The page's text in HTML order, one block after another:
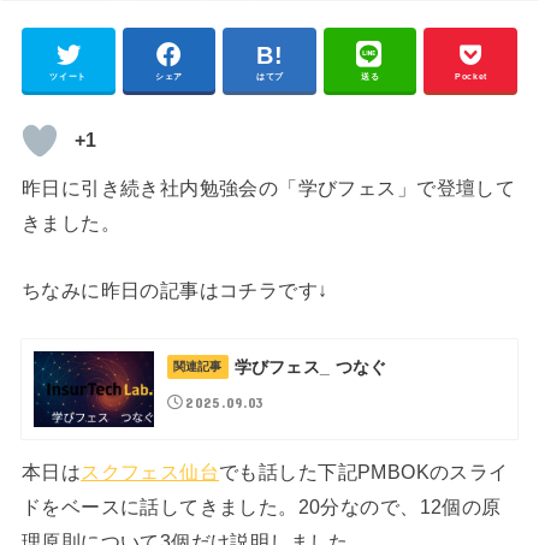
ツイート シェア はてブ 送る Pocket
+1
昨日に引き続き社内勉強会の「学びフェス」で登壇して
きました。
ちなみに昨日の記事はコチラです↓
関連記事 学びフェス_ つなぐ
2025.09.03
本日はスクフェス仙台でも話した下記PMBOKのスライ
ドをベースに話してきました。20分なので、12個の原